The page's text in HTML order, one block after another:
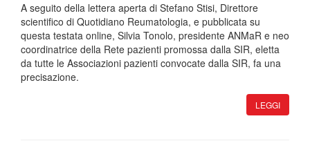
A seguito della lettera aperta di Stefano Stisi, Direttore
scientifico di Quotidiano Reumatologia, e pubblicata su
questa testata online, Silvia Tonolo, presidente ANMaR e neo
coordinatrice della Rete pazienti promossa dalla SIR, eletta
da tutte le Associazioni pazienti convocate dalla SIR, fa una
precisazione.
LEGGI